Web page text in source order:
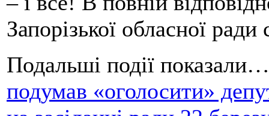
Запорізької обласної
Подальші події
подумав «оголосити»